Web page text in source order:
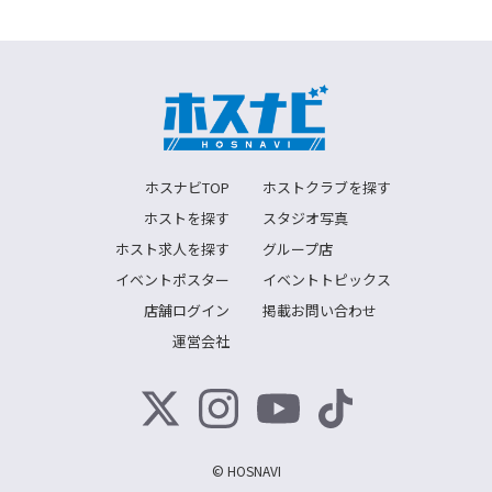
ホスナビTOP
ホストクラブを探す
ホストを探す
スタジオ写真
ホスト求人を探す
グループ店
イベントポスター
イベントトピックス
店舗ログイン
掲載お問い合わせ
運営会社
© HOSNAVI